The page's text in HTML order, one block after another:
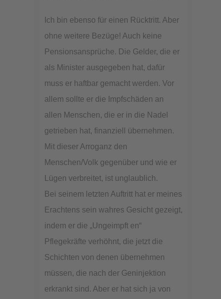
Ich bin ebenso für einen Rücktritt. Aber
ohne weitere Bezüge! Auch keine
Pensionsansprüche. Die Gelder, die er
als Minister ausgegeben hat, dafür
muss er haftbar gemacht werden. Vor
allem sollte er die Impfschäden an
allen Menschen, die er in die Nadel
getrieben hat, finanziell übernehmen.
Mit dieser Arroganz den
Menschen/Volk gegenüber und wie er
Lügen verbreitet, ist unglaublich.
Bei seinem letzten Auftritt hat er meines
Erachtens sein wahres Gesicht gezeigt,
indem er die „Ungeimpft en“
Pflegekräfte verhöhnt, die jetzt die
Schichten von denen übernehmen
müssen, die nach der Geninjektion
erkrankt sind. Aber er hat sich ja von